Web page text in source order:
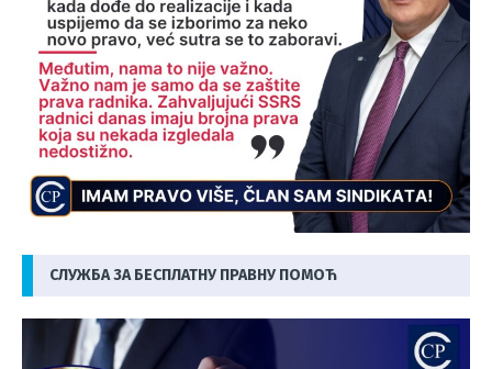
СЛУЖБА ЗА БЕСПЛАТНУ ПРАВНУ ПОМОЋ